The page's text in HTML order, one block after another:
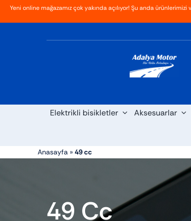
Yeni online mağazamız çok yakında açılıyor! Şu anda
İçeriğe
geç
Elektrikli bisikletler Aksesuarlar
Scooter
Anasayfa »49 cc
49 Cc